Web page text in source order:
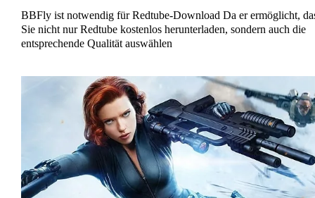
BBFly ist notwendig für Redtube-Download Da er ermöglicht,
Sie nicht nur Redtube kostenlos herunterladen, sondern auch die
entsprechende Qualität auswählen